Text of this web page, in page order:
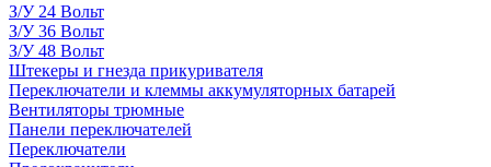
З/У 24 Вольт
З/У 36 Вольт
З/У 48 Вольт
Штекеры и гнезда прикуривателя
Переключатели и клеммы аккумуляторных батарей
Вентиляторы трюмные
Панели переключателей
Переключатели